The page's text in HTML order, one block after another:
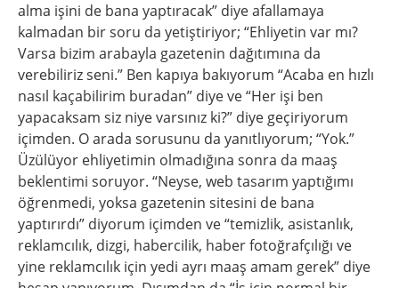
alma işini de bana yaptıracak” diye afallamaya
kalmadan bir soru da yetiştiriyor; “Ehliyetin var mı?
Varsa bizim arabayla gazetenin dağıtımına da
verebiliriz seni.” Ben kapıya bakıyorum “Acaba en hızlı
nasıl kaçabilirim buradan” diye ve “Her işi ben
yapacaksam siz niye varsınız ki?” diye geçiriyorum
içimden. O arada sorusunu da yanıtlıyorum; “Yok.”
Üzülüyor ehliyetimin olmadığına sonra da maaş
beklentimi soruyor. “Neyse, web tasarım yaptığımı
öğrenmedi, yoksa gazetenin sitesini de bana
yaptırırdı” diyorum içimden ve “temizlik, asistanlık,
reklamcılık, dizgi, habercilik, haber fotoğrafçılığı ve
yine reklamcılık için yedi ayrı maaş amam gerek” diye